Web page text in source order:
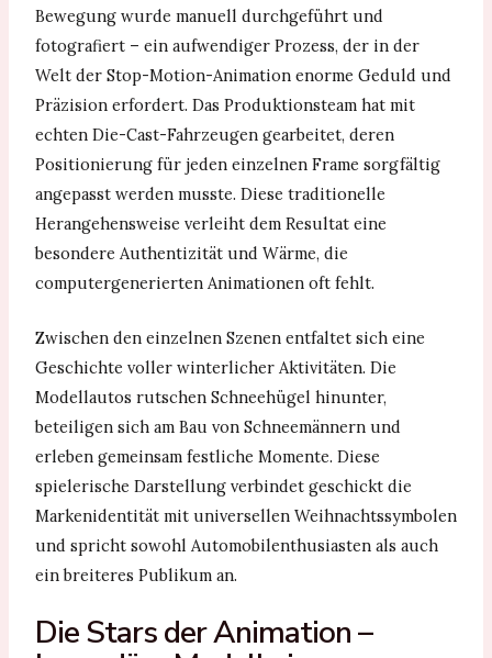
Bewegung wurde manuell durchgeführt und
fotografiert – ein aufwendiger Prozess, der in der
Welt der Stop-Motion-Animation enorme Geduld und
Präzision erfordert. Das Produktionsteam hat mit
echten Die-Cast-Fahrzeugen gearbeitet, deren
Positionierung für jeden einzelnen Frame sorgfältig
angepasst werden musste. Diese traditionelle
Herangehensweise verleiht dem Resultat eine
besondere Authentizität und Wärme, die
computergenerierten Animationen oft fehlt.
Zwischen den einzelnen Szenen entfaltet sich eine
Geschichte voller winterlicher Aktivitäten. Die
Modellautos rutschen Schneehügel hinunter,
beteiligen sich am Bau von Schneemännern und
erleben gemeinsam festliche Momente. Diese
spielerische Darstellung verbindet geschickt die
Markenidentität mit universellen Weihnachtssymbolen
und spricht sowohl Automobilenthusiasten als auch
ein breiteres Publikum an.
Die Stars der Animation –